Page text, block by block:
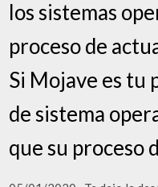
los sistemas
proceso de
Si Mojave es tu
de sistema
que su proceso